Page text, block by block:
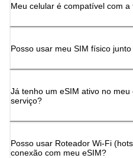
Meu celular é compatível com a
Posso usar meu SIM físico
Já tenho um eSIM ativo no
serviço?
Posso usar Roteador Wi-Fi
conexão com meu eSIM?